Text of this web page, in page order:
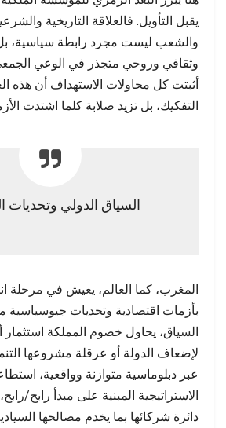
يقبل التأويل. فالعلاقة التاريخية
والشعب ليست مجرد رابطة سياسية،
وثقافي وروحي متجذر في الوعي
أثبتت كل محاولات الاستهداف أن هذه
التفكيك، بل تزيد صلابة كلما اشتدت
السياق الدولي وتحديات
المغرب، كما العالم، يعيش في مرحلة
بأزمات اقتصادية وتحديات جيوسياسية
السياق، يحاول خصوم المملكة
لإضعاف الدولة أو عرقلة مشروعها
عبر دبلوماسية متوازنة وواقعية،
الاستراتيجية المبنية على مبدأ رابح/
دائرة شركائها بما يخدم مصالحها